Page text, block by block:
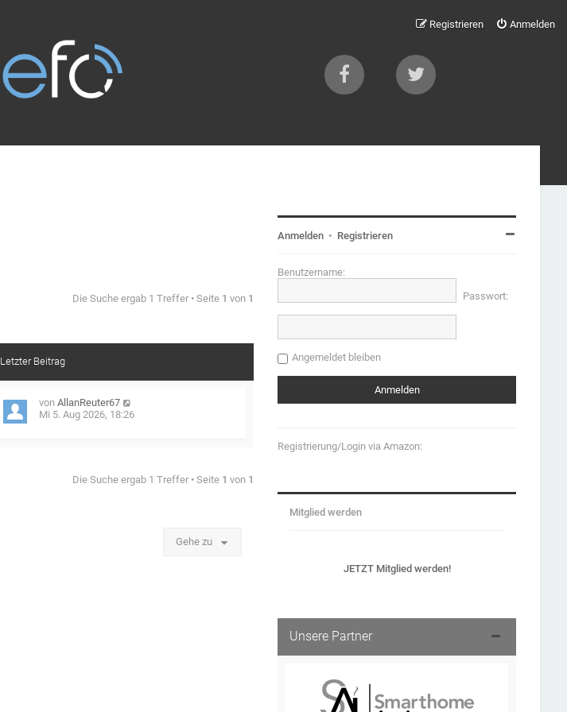
Anmelden
Registrieren
Die Suche ergab 1 Treffer • Seite 1 von 1
Letzter Beitrag
vonAllanReuter67
Mi 5. Aug 2026, 18:26
Die Suche ergab 1 Treffer • Seite 1 von 1
Gehe zu
Anmelden • Registrieren
Benutzername:
Passwort:
Angemeldet bleiben
Registrierung/Login via Amazon:
Mitglied werden
JETZT Mitglied werden!
Unsere Partner